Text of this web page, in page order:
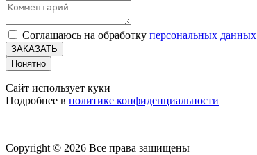
Соглашаюсь на обработку персональных данных
ЗАКАЗАТЬ
Понятно
Сайт использует куки
Подробнее в политике конфиденциальности
Copyright © 2026 Все права защищены